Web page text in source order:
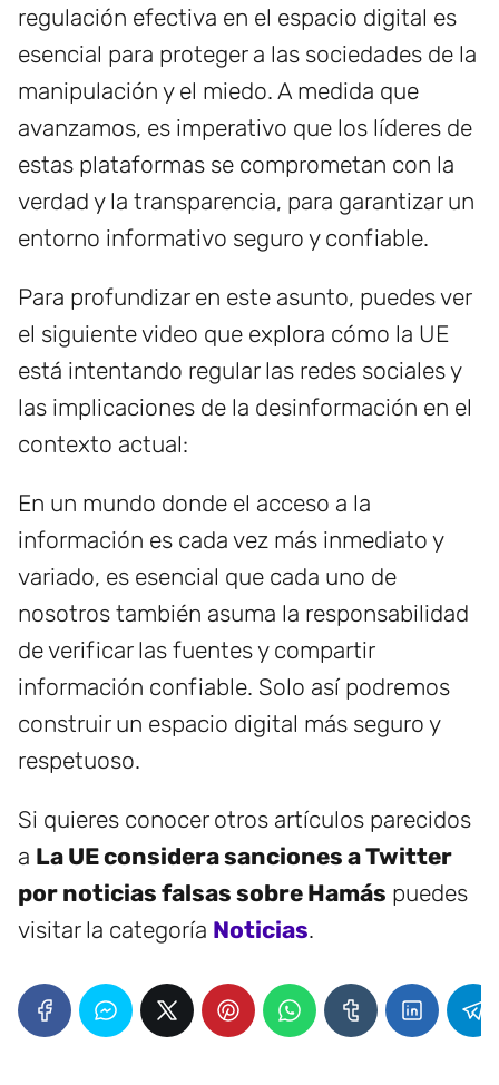
regulación efectiva en el espacio digital es
esencial para proteger a las sociedades de la
manipulación y el miedo. A medida que
avanzamos, es imperativo que los líderes de
estas plataformas se comprometan con la
verdad y la transparencia, para garantizar un
entorno informativo seguro y confiable.
Para profundizar en este asunto, puedes ver
el siguiente video que explora cómo la UE
está intentando regular las redes sociales y
las implicaciones de la desinformación en el
contexto actual:
En un mundo donde el acceso a la
información es cada vez más inmediato y
variado, es esencial que cada uno de
nosotros también asuma la responsabilidad
de verificar las fuentes y compartir
información confiable. Solo así podremos
construir un espacio digital más seguro y
respetuoso.
Si quieres conocer otros artículos parecidos
a La UE considera sanciones a Twitter
por noticias falsas sobre Hamás puedes
visitar la categoría Noticias.